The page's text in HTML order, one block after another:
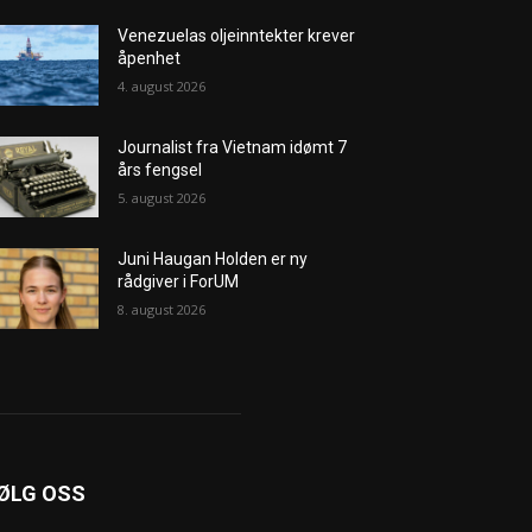
Venezuelas oljeinntekter krever
åpenhet
4. august 2026
Journalist fra Vietnam idømt 7
års fengsel
5. august 2026
Juni Haugan Holden er ny
rådgiver i ForUM
8. august 2026
OSS